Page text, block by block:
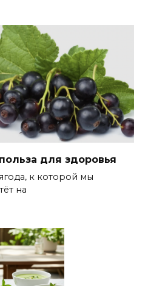
для здоровья
к которой мы
на